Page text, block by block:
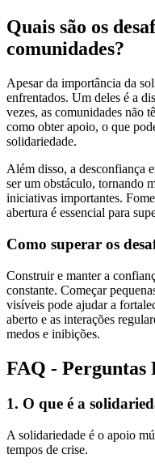
Quais são os
comunidades?
Apesar da importância da
enfrentados. Um deles é a
vezes, as comunidades não
como obter apoio, o que
solidariedade.
Além disso, a desconfiança
ser um obstáculo, tornando
iniciativas importantes.
abertura é essencial para
Como superar os
Construir e manter a
constante. Começar
visíveis pode ajudar a
aberto e as interações
medos e inibições.
FAQ - Perguntas
1. O que é a
A solidariedade é o apoio
tempos de crise.